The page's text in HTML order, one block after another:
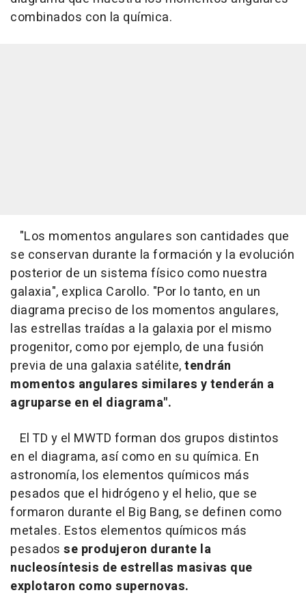
combinados con la química.
"Los momentos angulares son cantidades que
se conservan durante la formación y la evolución
posterior de un sistema físico como nuestra
galaxia", explica Carollo. "Por lo tanto, en un
diagrama preciso de los momentos angulares,
las estrellas traídas a la galaxia por el mismo
progenitor, como por ejemplo, de una fusión
previa de una galaxia satélite,tendrán
momentos angulares similares y tenderán a
agruparse en el diagrama".
El TD y el MWTD forman dos grupos distintos
en el diagrama, así como en su química. En
astronomía, los elementos químicos más
pesados que el hidrógeno y el helio, que se
formaron durante el Big Bang, se definen como
metales. Estos elementos químicos más
pesados se produjeron durante la
nucleosíntesis de estrellas masivas que
explotaron como supernovas.